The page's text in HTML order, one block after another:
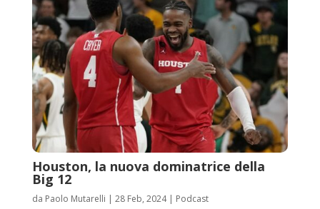
Houston, la nuova dominatrice della
Big 12
da Paolo Mutarelli | 28 Feb, 2024| Podcast